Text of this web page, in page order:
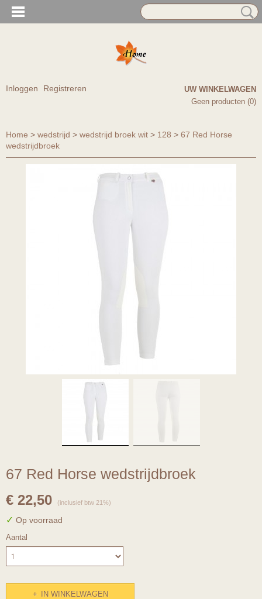
Inloggen Registreren
UW WINKELWAGEN
Geen producten (0)
Home > wedstrijd > wedstrijd broek wit > 128 > 67 Red Horse
wedstrijdbroek
67 Red Horse wedstrijdbroek
€ 22,50 (inclusief btw 21%)
✓ Op voorraad
Aantal
IN WINKELWAGEN